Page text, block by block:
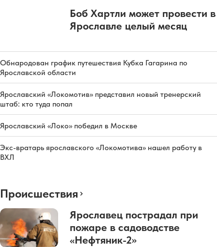
Боб Хартли может провести в
Ярославле целый месяц
Обнародован график путешествия Кубка Гагарина по
Ярославской области
Ярославский «Локомотив» представил новый тренерский
штаб: кто туда попал
Ярославский «Локо» победил в Москве
Экс-вратарь ярославского «Локомотива» нашел работу в
ВХЛ
Происшествия
Ярославец пострадал при
пожаре в садоводстве
«Нефтяник-2»